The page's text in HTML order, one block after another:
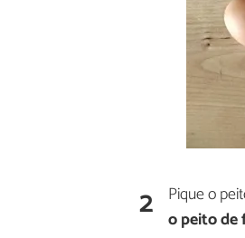
2 Pique o
o peito de